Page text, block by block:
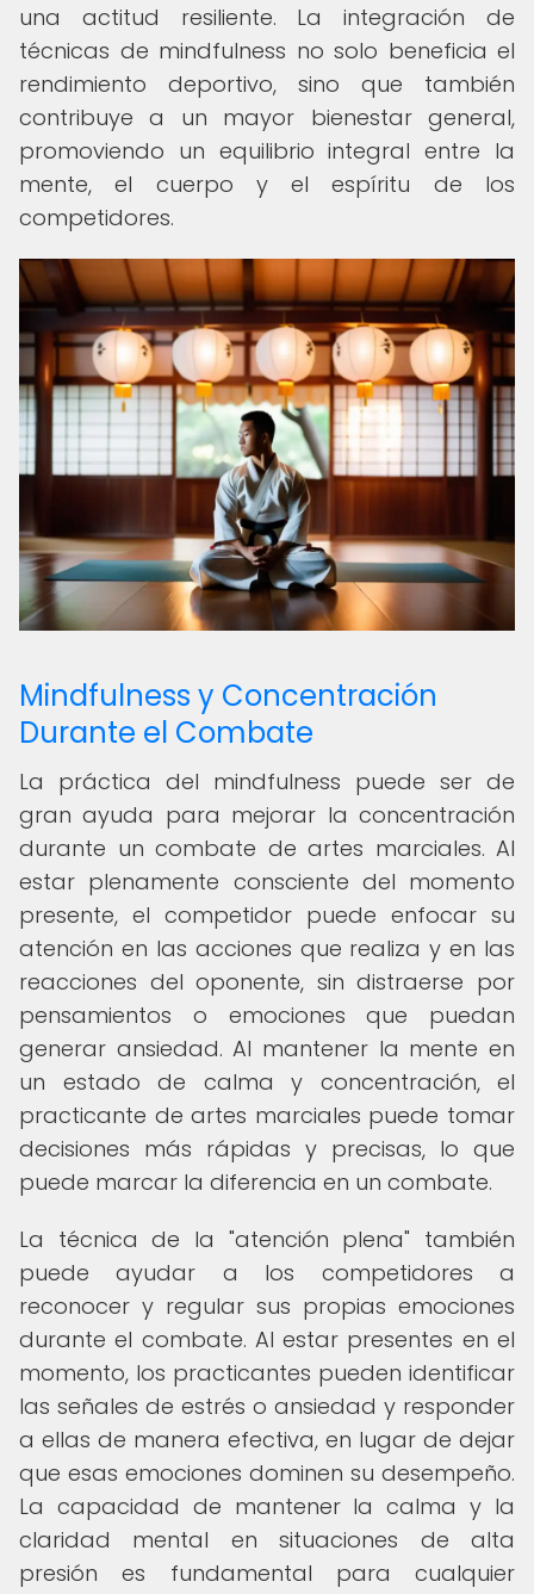
una actitud resiliente. La integración de
técnicas de mindfulness no solo beneficia el
rendimiento deportivo, sino que también
contribuye a un mayor bienestar general,
promoviendo un equilibrio integral entre la
mente, el cuerpo y el espíritu de los
competidores.
Mindfulness y Concentración
Durante el Combate
La práctica del mindfulness puede ser de
gran ayuda para mejorar la concentración
durante un combate de artes marciales. Al
estar plenamente consciente del momento
presente, el competidor puede enfocar su
atención en las acciones que realiza y en las
reacciones del oponente, sin distraerse por
pensamientos o emociones que puedan
generar ansiedad. Al mantener la mente en
un estado de calma y concentración, el
practicante de artes marciales puede tomar
decisiones más rápidas y precisas, lo que
puede marcar la diferencia en un combate.
La técnica de la "atención plena" también
puede ayudar a los competidores a
reconocer y regular sus propias emociones
durante el combate. Al estar presentes en el
momento, los practicantes pueden identificar
las señales de estrés o ansiedad y responder
a ellas de manera efectiva, en lugar de dejar
que esas emociones dominen su desempeño.
La capacidad de mantener la calma y la
claridad mental en situaciones de alta
presión es fundamental para cualquier